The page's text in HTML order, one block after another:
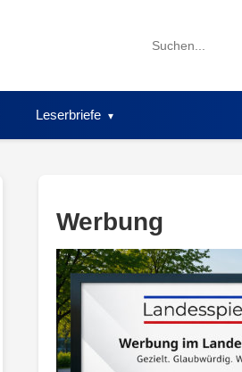
Search
Leserbriefe
Werbung